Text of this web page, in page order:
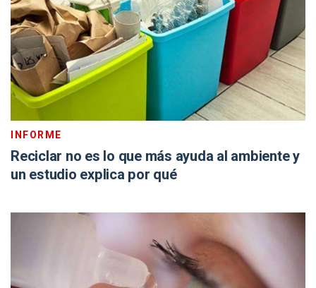
INFORME
Reciclar no es lo que más ayuda al ambiente y
un estudio explica por qué